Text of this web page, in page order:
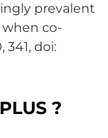
prevalent
co-
341, doi:
?